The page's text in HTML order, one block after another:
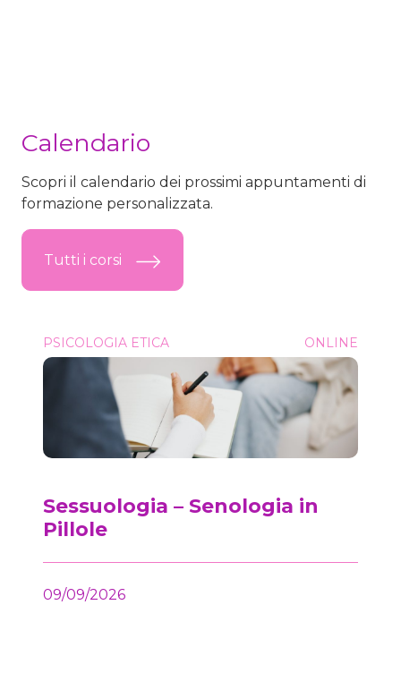
Calendario
Scopri il calendario dei prossimi appuntamenti di
formazione personalizzata.
Tutti i corsi
Sessuologia &#8211; Senologia in Pillole
PSICOLOGIA ETICA ONLINE
Sessuologia – Senologia in
Pillole
09/09/2026